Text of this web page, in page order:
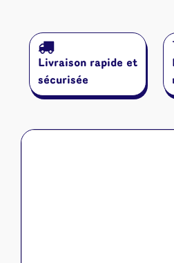
Livraison rapide et
sécurisée